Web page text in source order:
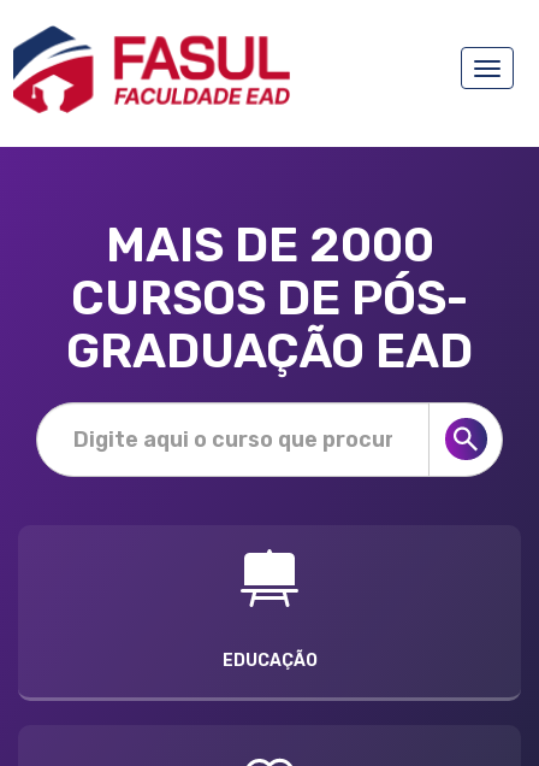
Toggle
MAIS DE 2000
CURSOS DE PÓS-
GRADUAÇÃO EAD
EDUCAÇÃO